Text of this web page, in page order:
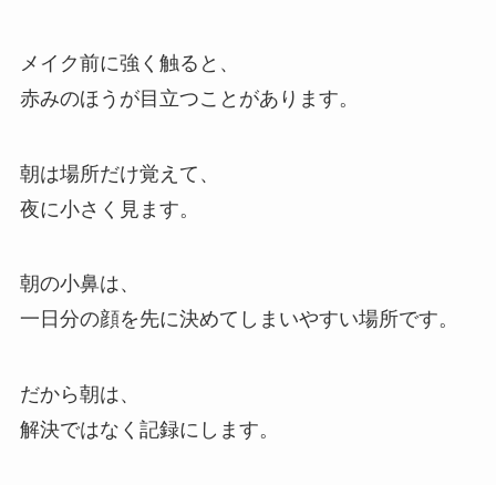
メイク前に強く触ると、
赤みのほうが目立つことがあります。
朝は場所だけ覚えて、
夜に小さく見ます。
朝の小鼻は、
一日分の顔を先に決めてしまいやすい場所です。
だから朝は、
解決ではなく記録にします。